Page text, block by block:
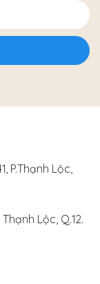
P.Thạnh Lộc,
Lộc, Q.12.